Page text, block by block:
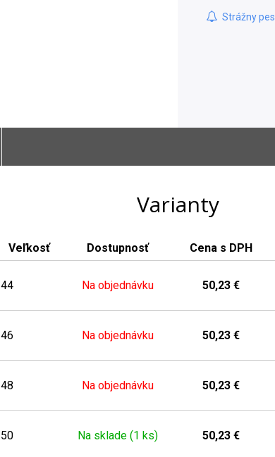
Strážny pes
Varianty
Veľkosť Dostupnosť Cena s DPH
44 Na objednávku 50,23 €
46 Na objednávku 50,23 €
48 Na objednávku 50,23 €
50 Na sklade (1 ks) 50,23 €